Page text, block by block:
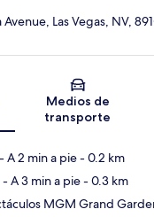
Sección del
Avenue, Las Vegas, NV,
Medios de
transporte
- A 2 min a pie- 0.2 km
- A 3 min a pie- 0.3 km
MGM Grand